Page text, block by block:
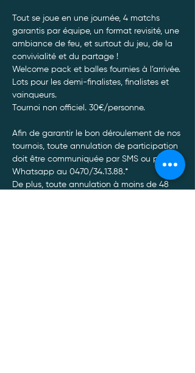
Tout se joue en une journée, 4 matchs
garantis par équipe, un format revisité, une
ambiance de feu, et surtout du jeu, de la
convivialité et du partage !
Welcome pack et balles fournies à l’arrivée.
Lots pour les demi-finalistes, finalistes et
vainqueurs.
Tournoi non officiel. 30€/personne.
Afin de garantir le bon déroulement de nos
tournois, toute annulation de participation
doit être communiquée par SMS ou par
Whatsapp au 0470/34.13.88.*
De plus, toute annulation à moins de 48